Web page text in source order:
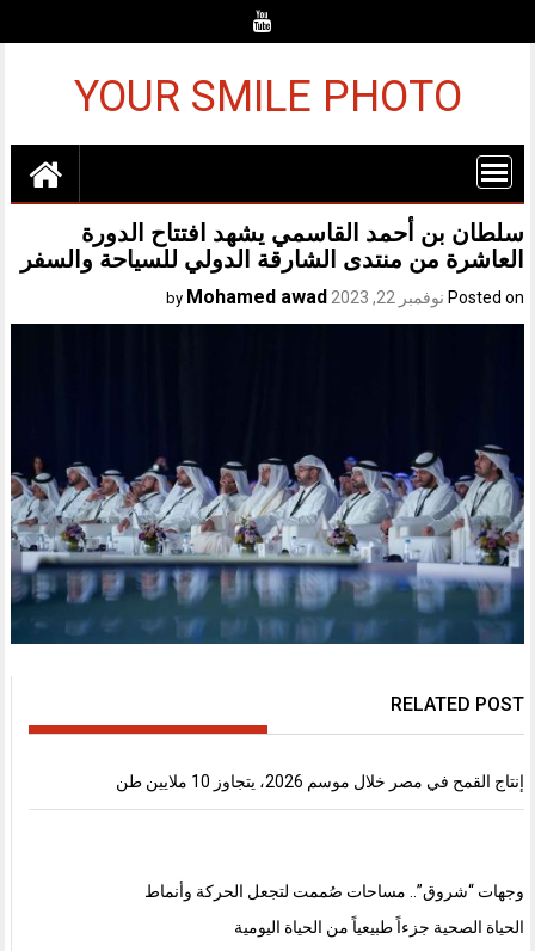
YOUR SMILE PHOTO
سلطان بن أحمد القاسمي يشهد افتتاح الدورة
العاشرة من منتدى الشارقة الدولي للسياحة والسفر
Posted on نوفمبر 22, 2023 Mohamed awad
RELATED POST
إنتاج القمح في مصر خلال موسم 2026، يتجاوز 10 ملايين طن
وجهات “شروق”.. مساحات صُممت لتجعل الحركة وأنماط
الحياة الصحية جزءاً طبيعياً من الحياة اليومية